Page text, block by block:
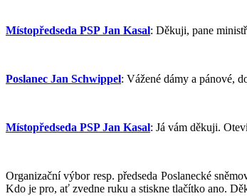
Místopředseda PSP Jan Kasal: Děkuji, pane
Poslanec Jan Schwippel: Vážené dámy a pánové,
Místopředseda PSP Jan Kasal: Já vám děkuji.
Organizační výbor resp. předseda Poslanecké
Kdo je pro, ať zvedne ruku a stiskne tlačítko ano.